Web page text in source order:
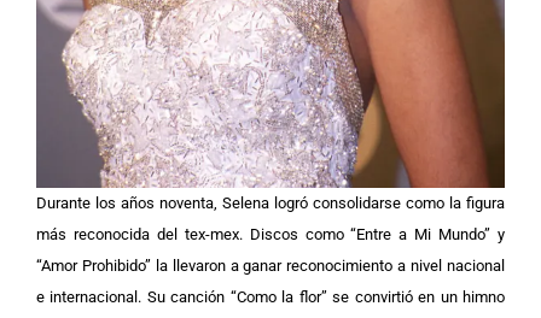
Durante los años noventa, Selena logró consolidarse como la figura
más reconocida del tex-mex. Discos como “Entre a Mi Mundo” y
“Amor Prohibido” la llevaron a ganar reconocimiento a nivel nacional
e internacional. Su canción “Como la flor” se convirtió en un himno